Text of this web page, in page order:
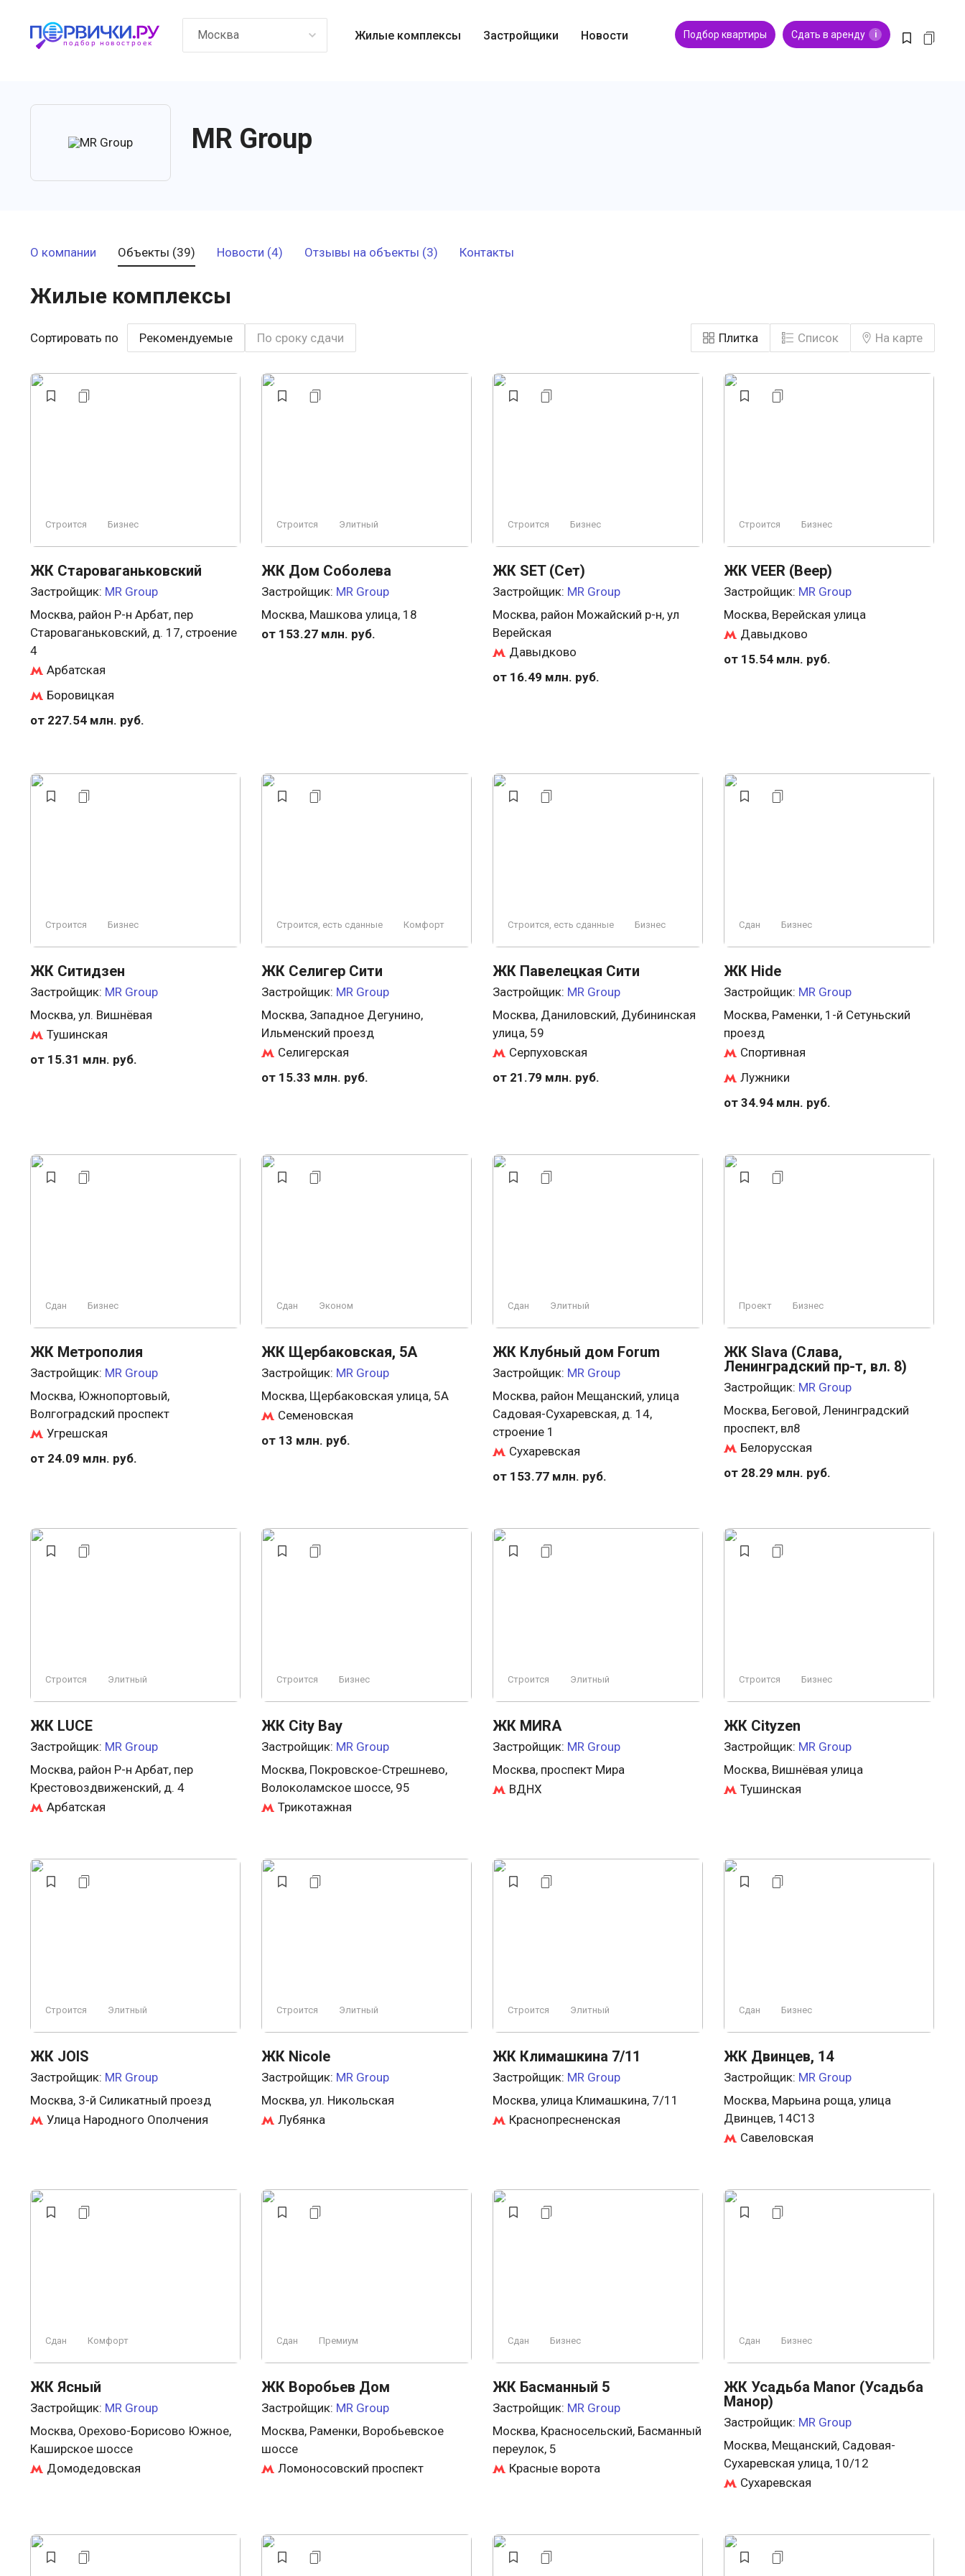
Москва Жилые комплексы Застройщики Новости Подбор квартиры Сдать в аренду i
MR Group
О компании Объекты (39) Новости (4) Отзывы на объекты (3) Контакты
Жилые комплексы
Сортировать по Рекомендуемые По сроку сдачи Плитка Список На карте
Строится Бизнес
ЖК Староваганьковский
Застройщик: MR Group
Москва, район Р-н Арбат, пер
Староваганьковский, д. 17, строение
4
Арбатская
Боровицкая
от 227.54 млн. руб.
Строится Элитный
ЖК Дом Соболева
Застройщик: MR Group
Москва, Машкова улица, 18
от 153.27 млн. руб.
Строится Бизнес
ЖК SET (Сет)
Застройщик: MR Group
Москва, район Можайский р-н, ул
Верейская
Давыдково
от 16.49 млн. руб.
Строится Бизнес
ЖК VEER (Веер)
Застройщик: MR Group
Москва, Верейская улица
Давыдково
от 15.54 млн. руб.
Строится Бизнес
ЖК Ситидзен
Застройщик: MR Group
Москва, ул. Вишнёвая
Тушинская
от 15.31 млн. руб.
Строится, есть сданные Комфорт
ЖК Селигер Сити
Застройщик: MR Group
Москва, Западное Дегунино,
Ильменский проезд
Селигерская
от 15.33 млн. руб.
Строится, есть сданные Бизнес
ЖК Павелецкая Сити
Застройщик: MR Group
Москва, Даниловский, Дубининская
улица, 59
Серпуховская
от 21.79 млн. руб.
Сдан Бизнес
ЖК Hide
Застройщик: MR Group
Москва, Раменки, 1-й Сетуньский
проезд
Спортивная
Лужники
от 34.94 млн. руб.
Сдан Бизнес
ЖК Метрополия
Застройщик: MR Group
Москва, Южнопортовый,
Волгоградский проспект
Угрешская
от 24.09 млн. руб.
Сдан Эконом
ЖК Щербаковская, 5А
Застройщик: MR Group
Москва, Щербаковская улица, 5А
Семеновская
от 13 млн. руб.
Сдан Элитный
ЖК Клубный дом Forum
Застройщик: MR Group
Москва, район Мещанский, улица
Садовая-Сухаревская, д. 14,
строение 1
Сухаревская
от 153.77 млн. руб.
Проект Бизнес
ЖК Slava (Слава,
Ленинградский пр-т, вл. 8)
Застройщик: MR Group
Москва, Беговой, Ленинградский
проспект, вл8
Белорусская
от 28.29 млн. руб.
Строится Элитный
ЖК LUCE
Застройщик: MR Group
Москва, район Р-н Арбат, пер
Крестовоздвиженский, д. 4
Арбатская
Строится Бизнес
ЖК City Bay
Застройщик: MR Group
Москва, Покровское-Стрешнево,
Волоколамское шоссе, 95
Трикотажная
Строится Элитный
ЖК MИRA
Застройщик: MR Group
Москва, проспект Мира
ВДНХ
Строится Бизнес
ЖК Cityzen
Застройщик: MR Group
Москва, Вишнёвая улица
Тушинская
Строится Элитный
ЖК JOIS
Застройщик: MR Group
Москва, 3-й Силикатный проезд
Улица Народного Ополчения
Строится Элитный
ЖК Nicole
Застройщик: MR Group
Москва, ул. Никольская
Лубянка
Строится Элитный
ЖК Климашкина 7/11
Застройщик: MR Group
Москва, улица Климашкина, 7/11
Краснопресненская
Сдан Бизнес
ЖК Двинцев, 14
Застройщик: MR Group
Москва, Марьина роща, улица
Двинцев, 14С13
Савеловская
Сдан Комфорт
ЖК Ясный
Застройщик: MR Group
Москва, Орехово-Борисово Южное,
Каширское шоссе
Домодедовская
Сдан Премиум
ЖК Воробьев Дом
Застройщик: MR Group
Москва, Раменки, Воробьевское
шоссе
Ломоносовский проспект
Сдан Бизнес
ЖК Басманный 5
Застройщик: MR Group
Москва, Красносельский, Басманный
переулок, 5
Красные ворота
Сдан Бизнес
ЖК Усадьба Manor (Усадьба
Манор)
Застройщик: MR Group
Москва, Мещанский, Садовая-
Сухаревская улица, 10/12
Сухаревская